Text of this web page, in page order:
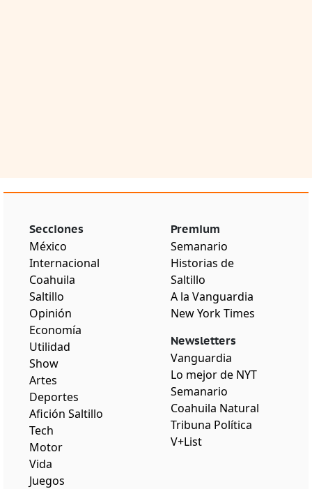
Secciones
México
Internacional
Coahuila
Saltillo
Opinión
Economía
Utilidad
Show
Artes
Deportes
Afición Saltillo
Tech
Motor
Vida
Juegos
Premium
Semanario
Historias de
Saltillo
A la Vanguardia
New York Times
Newsletters
Vanguardia
Lo mejor de NYT
Semanario
Coahuila Natural
Tribuna Política
V+List